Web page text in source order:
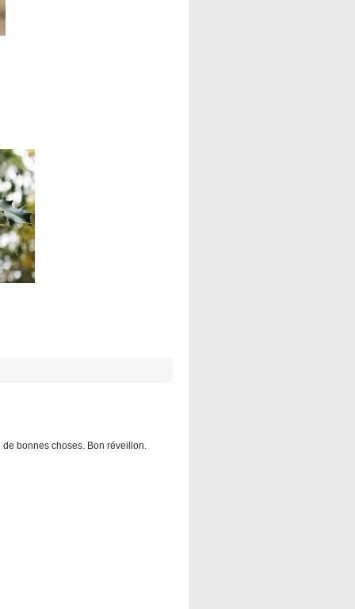
bonnes choses. Bon réveillon.